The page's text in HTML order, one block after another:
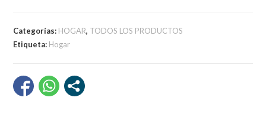
cantidad
Categorías: HOGAR, TODOS LOS PRODUCTOS
Etiqueta: Hogar